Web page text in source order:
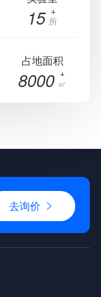
15 所
占地面积
8000 ㎡
去询价